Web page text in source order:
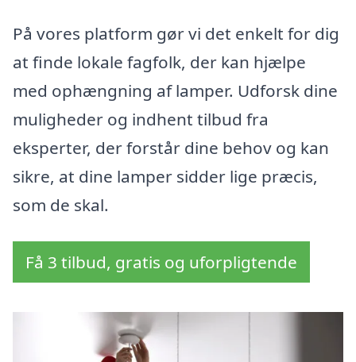
På vores platform gør vi det enkelt for dig
at finde lokale fagfolk, der kan hjælpe
med ophængning af lamper. Udforsk dine
muligheder og indhent tilbud fra
eksperter, der forstår dine behov og kan
sikre, at dine lamper sidder lige præcis,
som de skal.
Få 3 tilbud, gratis og uforpligtende